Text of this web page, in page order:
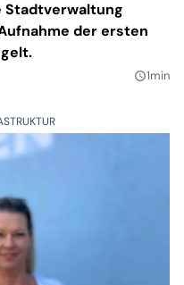
Stadtverwaltung
der ersten
query_builder1min